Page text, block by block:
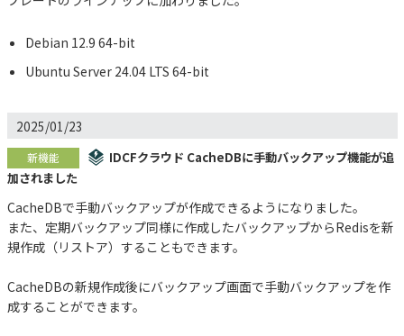
Debian 12.9 64-bit
Ubuntu Server 24.04 LTS 64-bit
2025/01/23
新機能
IDCFクラウド CacheDBに手動バックアップ機能が追
加されました
CacheDBで手動バックアップが作成できるようになりました。
また、定期バックアップ同様に作成したバックアップからRedisを新
規作成（リストア）することもできます。
CacheDBの新規作成後にバックアップ画面で手動バックアップを作
成することができます。